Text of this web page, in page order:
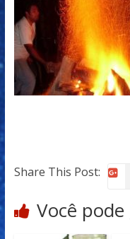
Share This Post:
Você